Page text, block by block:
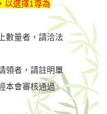
以選擇1尊為
數量者，請洽法
領者，請註明單
本會審核通過